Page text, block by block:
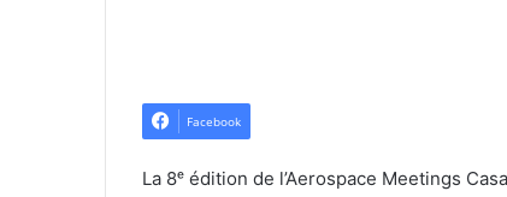
Facebook
La 8ᵉ édition de l’Aerospace Meetings